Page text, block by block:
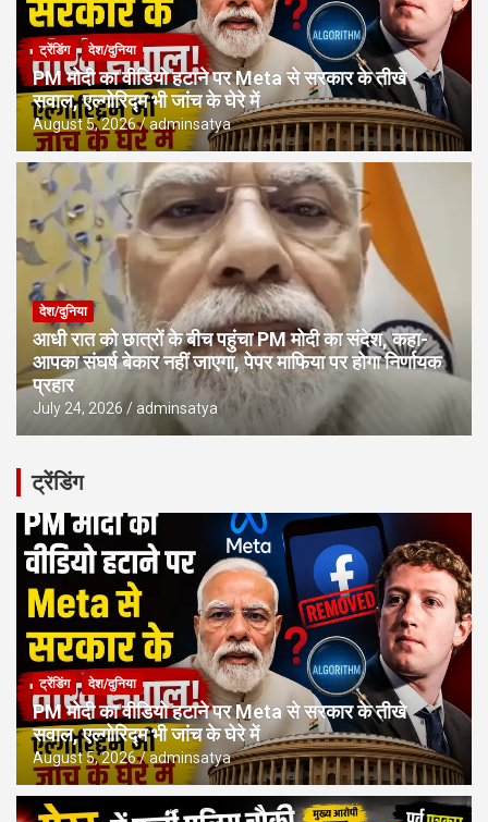
ट्रेंडिंग देश/दुनिया
PM मोदी का वीडियो हटाने पर Meta से सरकार के तीखे
सवाल, एल्गोरिद्म भी जांच के घेरे में
August 5, 2026 adminsatya
देश/दुनिया
आधी रात को छात्रों के बीच पहुंचा PM मोदी का संदेश, कहा-
आपका संघर्ष बेकार नहीं जाएगा, पेपर माफिया पर होगा निर्णायक
प्रहार
July 24, 2026 adminsatya
ट्रेंडिंग
ट्रेंडिंग देश/दुनिया
PM मोदी का वीडियो हटाने पर Meta से सरकार के तीखे
सवाल, एल्गोरिद्म भी जांच के घेरे में
August 5, 2026 adminsatya